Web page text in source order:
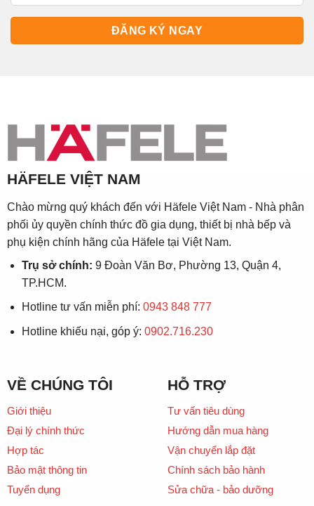
HÄFELE VIỆT NAM
Chào mừng quý khách đến với Häfele Việt Nam - Nhà phân
phối ủy quyền chính thức đồ gia dụng, thiết bị nhà bếp và
phụ kiện chính hãng của Häfele tại Việt Nam.
Trụ sở chính: 9 Đoàn Văn Bơ, Phường 13, Quận 4,
TP.HCM.
Hotline tư vấn miễn phí: 0943 848 777
Hotline khiếu nại, góp ý: 0902.716.230
VỀ CHÚNG TÔI
Giới thiệu
Đại lý chính thức
Hợp tác
Bảo mật thông tin
Tuyển dụng
HỖ TRỢ
Tư vấn tiêu dùng
Hướng dẫn mua hàng
Vận chuyển lắp đặt
Chính sách bảo hành
Sửa chữa - bảo dưỡng